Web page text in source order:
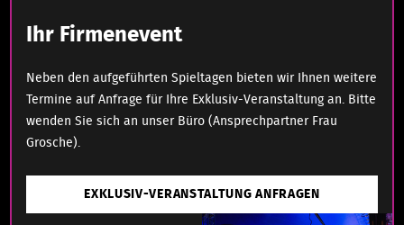
Ihr Firmenevent
Neben den aufgeführten Spieltagen bieten wir Ihnen weitere
Termine auf Anfrage für Ihre Exklusiv-Veranstaltung an. Bitte
wenden Sie sich an unser Büro (Ansprechpartner Frau
Grosche).
EXKLUSIV-VERANSTALTUNG ANFRAGEN